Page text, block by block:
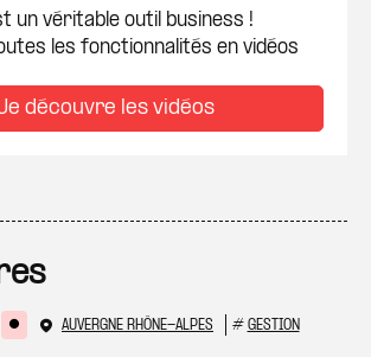
un véritable outil business !
les fonctionnalités en vidéos
découvre les vidéos
AUVERGNE RHÔNE-ALPES # GESTION